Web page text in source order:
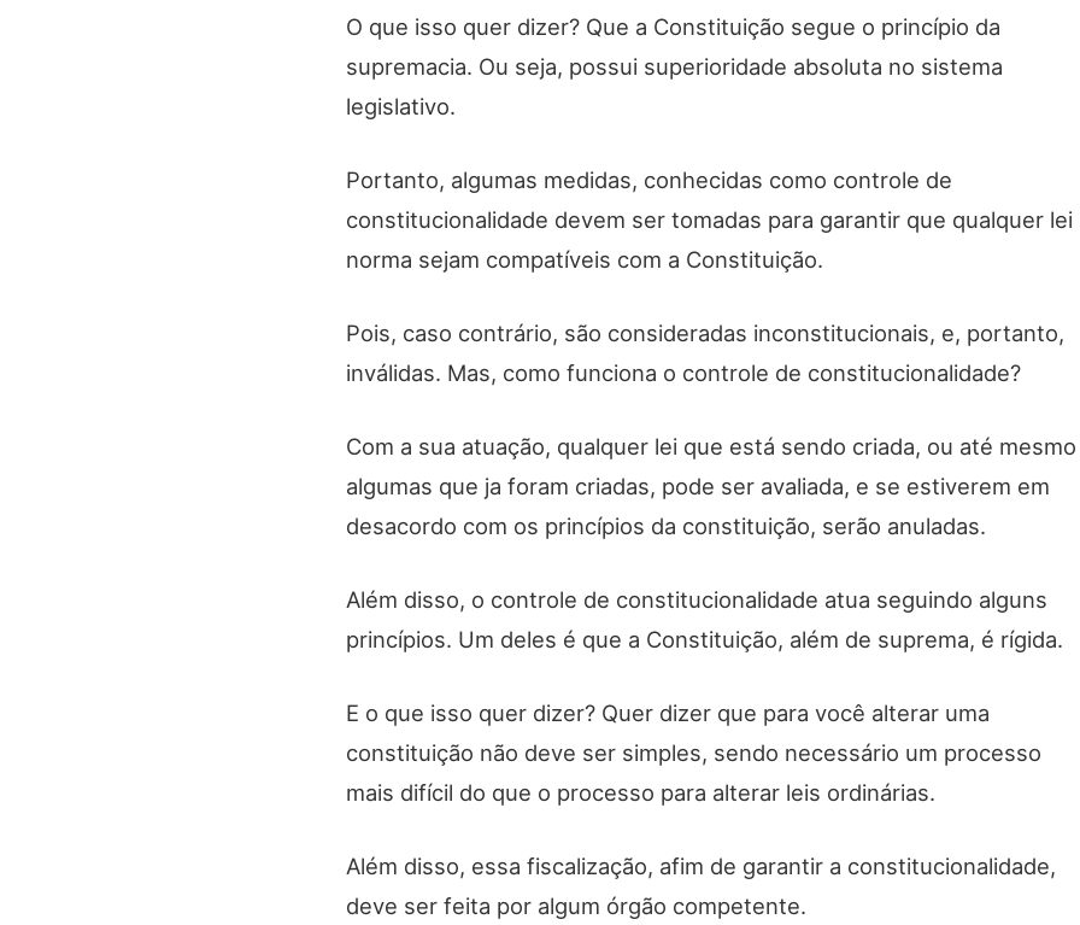
O que isso quer dizer? Que a Constituição segue o princípio da
supremacia. Ou seja, possui superioridade absoluta no sistema
legislativo.
Portanto, algumas medidas, conhecidas como controle de
constitucionalidade devem ser tomadas para garantir que qualquer lei
norma sejam compatíveis com a Constituição.
Pois, caso contrário, são consideradas inconstitucionais, e, portanto,
inválidas. Mas, como funciona o controle de constitucionalidade?
Com a sua atuação, qualquer lei que está sendo criada, ou até mesmo
algumas que ja foram criadas, pode ser avaliada, e se estiverem em
desacordo com os princípios da constituição, serão anuladas.
Além disso, o controle de constitucionalidade atua seguindo alguns
princípios. Um deles é que a Constituição, além de suprema, é rígida.
E o que isso quer dizer? Quer dizer que para você alterar uma
constituição não deve ser simples, sendo necessário um processo
mais difícil do que o processo para alterar leis ordinárias.
Além disso, essa fiscalização, afim de garantir a constitucionalidade,
deve ser feita por algum órgão competente.